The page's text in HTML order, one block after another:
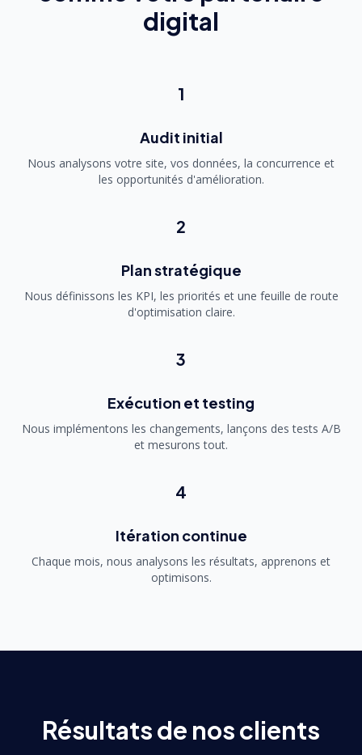
digital
1
Audit initial
Nous analysons votre site, vos données, la concurrence et
les opportunités d'amélioration.
2
Plan stratégique
Nous définissons les KPI, les priorités et une feuille de route
d'optimisation claire.
3
Exécution et testing
Nous implémentons les changements, lançons des tests A/B
et mesurons tout.
4
Itération continue
Chaque mois, nous analysons les résultats, apprenons et
optimisons.
Résultats de nos clients